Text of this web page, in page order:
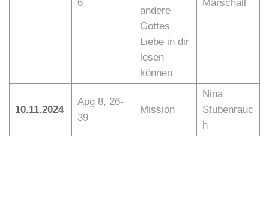
6
andere
Gottes
Liebe in dir
lesen
können
Marschall
10.11.2024
Apg 8, 26-
39
Mission
Nina
Stubenrauc
h